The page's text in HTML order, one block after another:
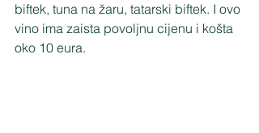
biftek, tuna na žaru, tatarski biftek. I ovo
vino ima zaista povoljnu cijenu i košta
oko 10 eura.